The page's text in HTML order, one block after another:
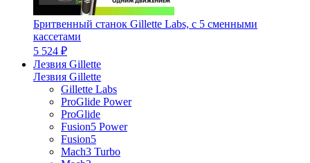
Бритвенный станок Gillette Labs, с 5 сменными
кассетами
5 524 ₽
Лезвия Gillette
Лезвия Gillette
Gillette Labs
ProGlide Power
ProGlide
Fusion5 Power
Fusion5
Mach3 Turbo